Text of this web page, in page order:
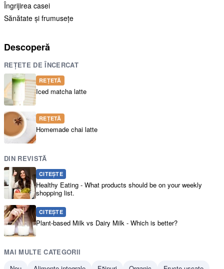
Îngrijirea casei
Sănătate și frumusețe
Descoperă
REȚETE DE ÎNCERCAT
REȚETĂ
Iced matcha latte
REȚETĂ
Homemade chai latte
DIN REVISTĂ
CITEȘTE
Healthy Eating - What products should be on your weekly
shopping list.
CITEȘTE
Plant-based Milk vs Dairy Milk - Which is better?
MAI MULTE CATEGORII